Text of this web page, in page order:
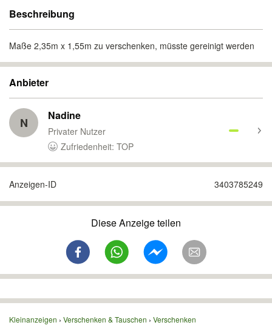
Beschreibung
Maße 2,35m x 1,55m zu verschenken, müsste gereinigt werden
Anbieter
N Nadine
Privater Nutzer
Zufriedenheit: TOP
Anzeigen-ID 3403785249
Diese Anzeige teilen
Kleinanzeigen Verschenken & Tauschen Verschenken